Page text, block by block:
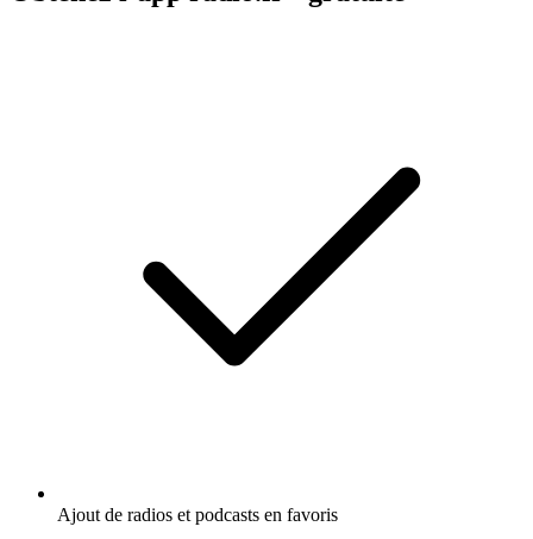
Ajout de radios et podcasts en favoris